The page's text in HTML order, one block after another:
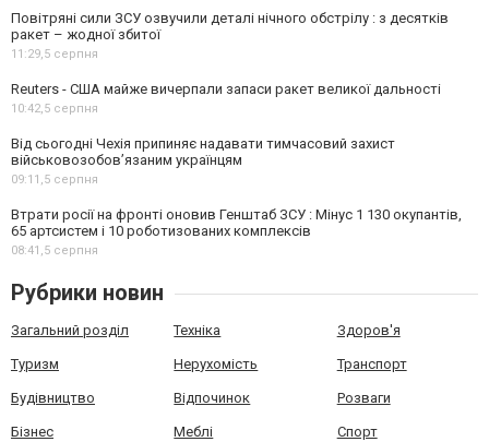
Повітряні сили ЗСУ озвучили деталі нічного обстрілу : з десятків
ракет – жодної збитої
11:29, 5 серпня
Reuters - США майже вичерпали запаси ракет великої дальності
10:42, 5 серпня
Від сьогодні Чехія припиняє надавати тимчасовий захист
військовозобов’язаним українцям
09:11, 5 серпня
Втрати росії на фронті оновив Генштаб ЗСУ : Мінус 1 130 окупантів,
65 артсистем і 10 роботизованих комплексів
08:41, 5 серпня
Рубрики новин
Загальний розділ Техніка Здоров'я
Туризм Нерухомість Транспорт
Будівництво Відпочинок Розваги
Бізнес Меблі Спорт